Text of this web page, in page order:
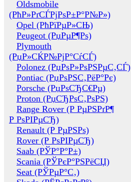
Oldsmobile
(РћР»РґСЃРјРѕР±Р°Р№Р»)
Opel (РћРїРµР»СЊ)
Peugeot (РџРµР¶Рѕ)
Plymouth
(РџР»СЌР№РјР°СѓСЃ)
Polonez (РџРѕР»РѕРЅРµС‚СЃ)
Pontiac (РџРѕРЅС‚РёР°Рє)
Porsche (РџРѕСЂС€Рµ)
Proton (РџСЂРѕС‚РѕРЅ)
Range Rover (Р РµРЅРґР¶
Р РѕРІРµСЂ)
Renault (Р РµРЅРѕ)
Rover (Р РѕРІРµСЂ)
Saab (РЎР°Р°Р±)
Scania (РЎРєР°РЅРёСЏ)
Seat (РЎРµР°С‚)